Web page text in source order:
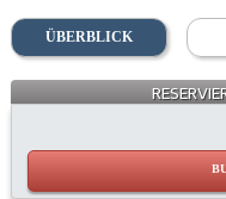
ÜBERBLICK